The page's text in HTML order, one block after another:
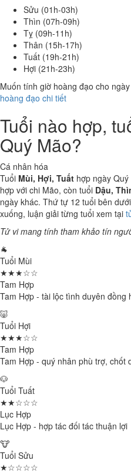
Sửu (01h-03h)
Thìn (07h-09h)
Tỵ (09h-11h)
Thân (15h-17h)
Tuất (19h-21h)
Hợi (21h-23h)
Muốn tính giờ hoàng đạo cho
hoàng đạo chi tiết
Tuổi nào hợp,
Quý Mão?
Cá nhân hóa
Tuổi Mùi, Hợi, Tuất hợp ngày
hợp với chi Mão, còn tuổi Dậu,
ngày khác. Thứ tự 12 tuổi bên
xuống, luận giải từng tuổi xem tại
Tử vi mang tính tham khảo tín
🐐
Tuổi Mùi
★★★☆☆
Tam Hợp
Tam Hợp - tài lộc tình duyên đồng
🐷
Tuổi Hợi
★★★☆☆
Tam Hợp
Tam Hợp - quý nhân phù trợ, chốt
🐶
Tuổi Tuất
★★☆☆☆
Lục Hợp
Lục Hợp - hợp tác đối tác thuận lợi
🐮
Tuổi Sửu
★☆☆☆☆